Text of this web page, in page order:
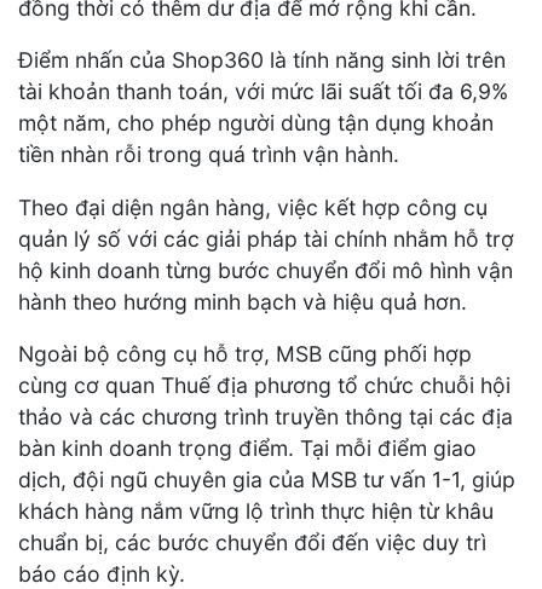
đồng thời có thêm dư địa để mở rộng khi cần.
Điểm nhấn của Shop360 là tính năng sinh lời trên
tài khoản thanh toán, với mức lãi suất tối đa 6,9%
một năm, cho phép người dùng tận dụng khoản
tiền nhàn rỗi trong quá trình vận hành.
Theo đại diện ngân hàng, việc kết hợp công cụ
quản lý số với các giải pháp tài chính nhằm hỗ trợ
hộ kinh doanh từng bước chuyển đổi mô hình vận
hành theo hướng minh bạch và hiệu quả hơn.
Ngoài bộ công cụ hỗ trợ, MSB cũng phối hợp
cùng cơ quan Thuế địa phương tổ chức chuỗi hội
thảo và các chương trình truyền thông tại các địa
bàn kinh doanh trọng điểm. Tại mỗi điểm giao
dịch, đội ngũ chuyên gia của MSB tư vấn 1-1, giúp
khách hàng nắm vững lộ trình thực hiện từ khâu
chuẩn bị, các bước chuyển đổi đến việc duy trì
báo cáo định kỳ.